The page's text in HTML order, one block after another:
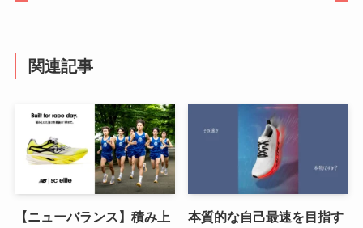
関連記事
【ニューバランス】積み上
本質的な自己最速を目指す